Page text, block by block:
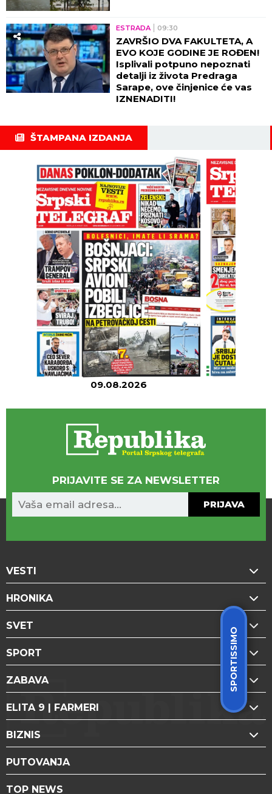
SPORTISSIMO
ESTRADA 09:30
ZAVRŠIO DVA FAKULTETA, A
EVO KOJE GODINE JE ROĐEN!
Isplivali potpuno nepoznati
detalji iz života Predraga
Sarape, ove činjenice će vas
IZNENADITI!
ŠTAMPANA IZDANJA
09.08.2026
PRIJAVITE SE ZA NEWSLETTER
PRIJAVA
VESTI
HRONIKA
SVET
SPORT
ZABAVA
ELITA 9 | FARMERI
BIZNIS
PUTOVANJA
TOP NEWS